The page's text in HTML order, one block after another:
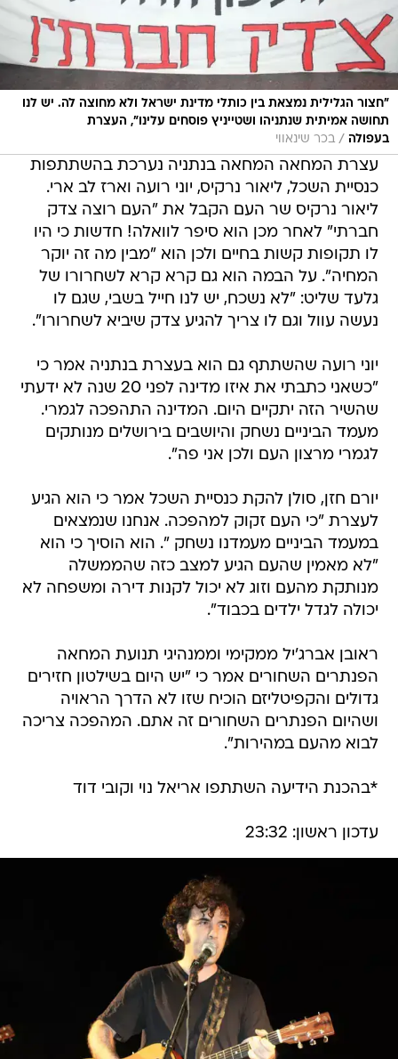
"חצור הגלילית נמצאת בין כותלי מדינת ישראל ולא מחוצה לה. יש לנו
תחושה אמיתית שנתניהו ושטייניץ פוסחים עלינו", העצרת
בעפולה / בכר שינאווי
עצרת המחאה המחאה בנתניה נערכת בהשתתפות
כנסיית השכל, ליאור נרקיס, יוני רועה וארז לב ארי.
ליאור נרקיס שר העם הקבל את "העם רוצה צדק
חברתי" לאחר מכן הוא סיפר לוואלה! חדשות כי היו
לו תקופות קשות בחיים ולכן הוא "מבין מה זה יוקר
המחיה". על הבמה הוא גם קרא קרא לשחרורו של
גלעד שליט: "לא נשכח, יש לנו חייל בשבי, שגם לו
נעשה עוול וגם לו צריך להגיע צדק שיביא לשחרורו".
יוני רועה שהשתתף גם הוא בעצרת בנתניה אמר כי
"כשאני כתבתי את איזו מדינה לפני 20 שנה לא ידעתי
שהשיר הזה יתקיים היום. המדינה התהפכה לגמרי.
מעמד הביניים נשחק והיושבים בירושלים מנותקים
לגמרי מרצון העם ולכן אני פה".
יורם חזן, סולן להקת כנסיית השכל אמר כי הוא הגיע
לעצרת "כי העם זקוק למהפכה. אנחנו שנמצאים
במעמד הביניים מעמדנו נשחק ". הוא הוסיך כי הוא
"לא מאמין שהעם הגיע למצב כזה שהממשלה
מנותקת מהעם וזוג לא יכול לקנות דירה ומשפחה לא
יכולה לגדל ילדים בכבוד".
ראובן אברג'יל ממקימי וממנהיגי תנועת המחאה
הפנתרים השחורים אמר כי "יש היום בשילטון חזירים
גדולים והקפיטליזם הוכיח שזו לא הדרך הראויה
ושהיום הפנתרים השחורים זה אתם. המהפכה צריכה
לבוא מהעם במהירות".
*בהכנת הידיעה השתתפו אריאל נוי וקובי דוד
עדכון ראשון: 23:32